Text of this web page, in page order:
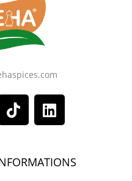
T
i
k
o
L
i
n
e